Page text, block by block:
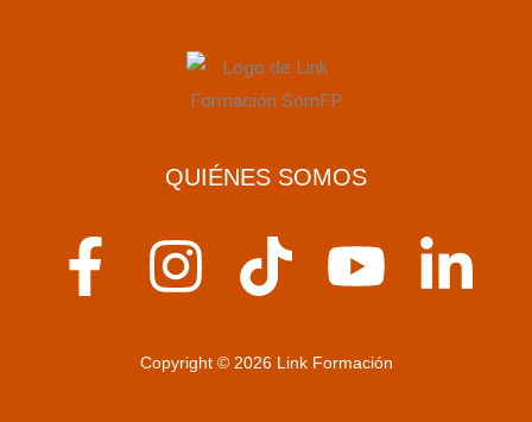
QUIÉNES SOMOS
F
I
s
T
k
Y
u
L
Copyright © 2026 Link Formación